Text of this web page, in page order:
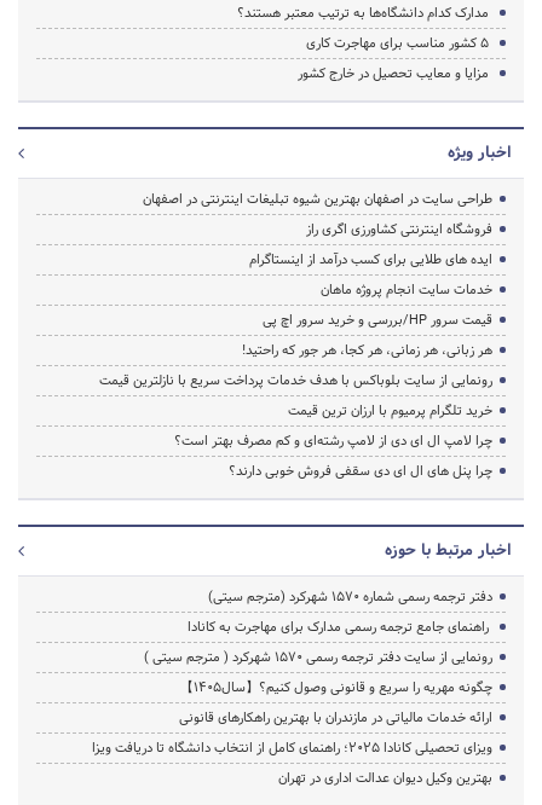
مدارک کدام دانشگاه‌ها به ترتیب معتبر هستند؟
۵ کشور مناسب برای مهاجرت کاری
مزایا و معایب تحصیل در خارج کشور
اخبار ویژه
طراحی سایت در اصفهان بهترین شیوه تبلیغات اینترنتی در اصفهان
فروشگاه اینترنتی کشاورزی اگری راز
ایده های طلایی برای کسب درآمد از اینستاگرام
خدمات سایت انجام پروژه ماهان
قیمت سرور HP/بررسی و خرید سرور اچ پی
هر زبانی، هر زمانی، هر کجا، هر جور که راحتید!
رونمایی از سایت بلوباکس با هدف خدمات پرداخت سریع با نازلترین قیمت
خرید تلگرام پرمیوم با ارزان ترین قیمت
چرا لامپ ال ای دی از لامپ رشته‌ای و کم مصرف بهتر است؟
چرا پنل های ال ای دی سقفی فروش خوبی دارند؟
اخبار مرتبط با حوزه
دفتر ترجمه رسمی شماره ۱۵۷۰ شهرکرد (مترجم سیتی)
راهنمای جامع ترجمه رسمی مدارک برای مهاجرت به کانادا
رونمایی از سایت دفتر ترجمه رسمی 1570 شهرکرد ( مترجم سیتی )
چگونه مهریه را سریع و قانونی وصول کنیم؟【سال1405】
ارائه خدمات مالیاتی در مازندران با بهترین راهکارهای قانونی
ویزای تحصیلی کانادا ۲۰۲۵؛ راهنمای کامل از انتخاب دانشگاه تا دریافت ویزا
بهترین وکیل دیوان عدالت اداری در تهران